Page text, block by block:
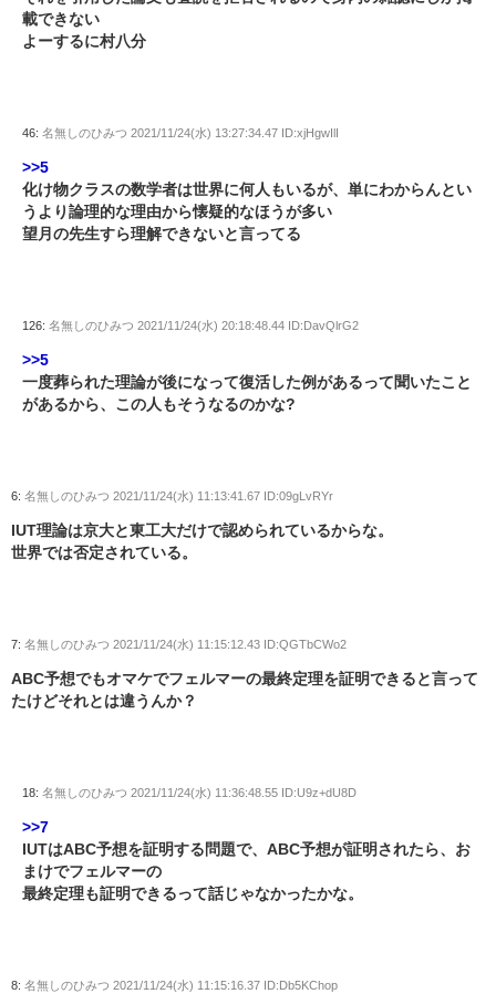
載できない
よーするに村八分
46: 名無しのひみつ 2021/11/24(水) 13:27:34.47 ID:xjHgwIlI
>>5
化け物クラスの数学者は世界に何人もいるが、単にわからんとい
うより論理的な理由から懐疑的なほうが多い
望月の先生すら理解できないと言ってる
126: 名無しのひみつ 2021/11/24(水) 20:18:48.44 ID:DavQlrG2
>>5
一度葬られた理論が後になって復活した例があるって聞いたこと
があるから、この人もそうなるのかな?
6: 名無しのひみつ 2021/11/24(水) 11:13:41.67 ID:09gLvRYr
IUT理論は京大と東工大だけで認められているからな。
世界では否定されている。
7: 名無しのひみつ 2021/11/24(水) 11:15:12.43 ID:QGTbCWo2
ABC予想でもオマケでフェルマーの最終定理を証明できると言って
たけどそれとは違うんか？
18: 名無しのひみつ 2021/11/24(水) 11:36:48.55 ID:U9z+dU8D
>>7
IUTはABC予想を証明する問題で、ABC予想が証明されたら、お
まけでフェルマーの
最終定理も証明できるって話じゃなかったかな。
8: 名無しのひみつ 2021/11/24(水) 11:15:16.37 ID:Db5KChop